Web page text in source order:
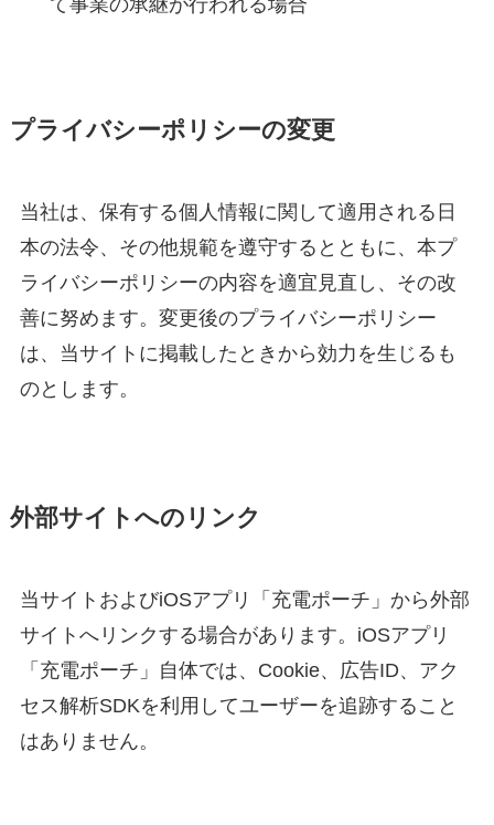
プライバシーポリシーの変更
当社は、保有する個人情報に関して適用される日
本の法令、その他規範を遵守するとともに、本プ
ライバシーポリシーの内容を適宜見直し、その改
善に努めます。変更後のプライバシーポリシー
は、当サイトに掲載したときから効力を生じるも
のとします。
外部サイトへのリンク
当サイトおよびiOSアプリ「充電ポーチ」から外部
サイトへリンクする場合があります。iOSアプリ
「充電ポーチ」自体では、Cookie、広告ID、アク
セス解析SDKを利用してユーザーを追跡すること
はありません。